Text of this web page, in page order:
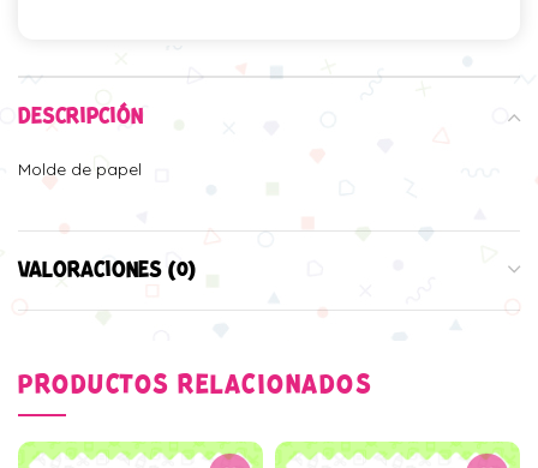
DESCRIPCIÓN
Molde de papel
VALORACIONES (0)
PRODUCTOS RELACIONADOS